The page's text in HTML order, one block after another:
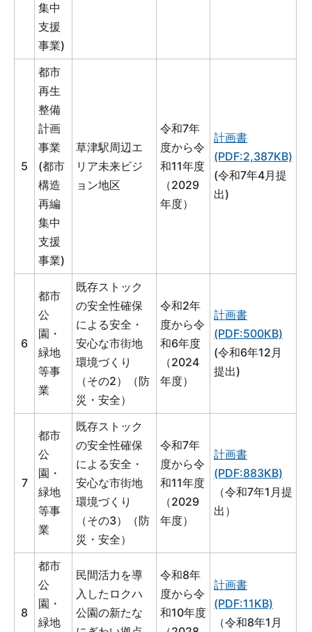
集中
支援
事業)
5
都市
再生
整備
計画
事業
(都市
構造
再編
集中
支援
事業)
草津駅周辺エ
リア未来ビジ
ョン地区
令和7年
度から令
和11年度
（2029
年度）
計画書
(PDF:2,387KB)
(令和7年4月提
出)
6
都市
公
園・
緑地
等事
業
既存ストック
の安全性確保
による安全・
安心な市街地
環境づくり
（その2）（防
災・安全）
令和2年
度から令
和6年度
（2024
年度）
計画書
(PDF:500KB)
(令和6年12月
提出)
7
都市
公
園・
緑地
等事
業
既存ストック
の安全性確保
による安全・
安心な市街地
環境づくり
（その3）（防
災・安全）
令和7年
度から令
和11年度
（2029
年度）
計画書
(PDF:883KB)
（令和7年1月提
出）
8
都市
公
園・
緑地
民間活力を導
入したロクハ
公園の新たな
令和8年
度から令
和10年度
計画書
(PDF:11KB)
（令和8年1月